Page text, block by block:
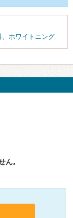
、 ホワイトニング
ん。